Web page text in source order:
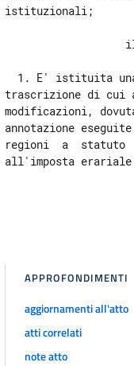
istituzionali;
1. E' istituita
trascrizione di cui
modificazioni,
annotazione
regioni  a  statuto
APPROFONDIMENTI
aggiornamenti all'atto
atti correlati
note atto